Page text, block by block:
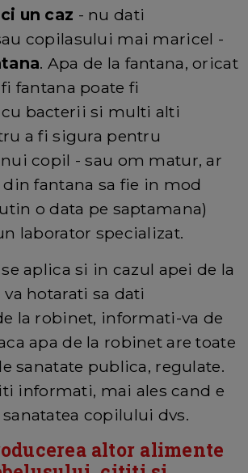
un caz - nu dati
copilasului mai maricel -
. Apa de la fantana, oricat
fantana poate fi
bacterii si multi alti
a fi sigura pentru
copil - sau om matur, ar
fantana sa fie in mod
o data pe saptamana)
laborator specializat.
aplica si in cazul apei de la
hotarati sa dati
la robinet, informati-va de
apa de la robinet are toate
sanatate publica, regulate.
informati, mai ales cand e
copilului dvs.
altor alimente